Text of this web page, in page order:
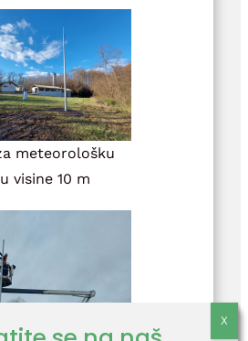
meteorološku
visine 10 m